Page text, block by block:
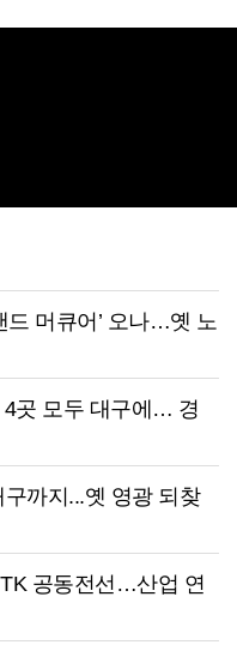
드 머큐어’ 오나…옛 노
4곳 모두 대구에… 경
까지...옛 영광 되찾
공동전선…산업 연